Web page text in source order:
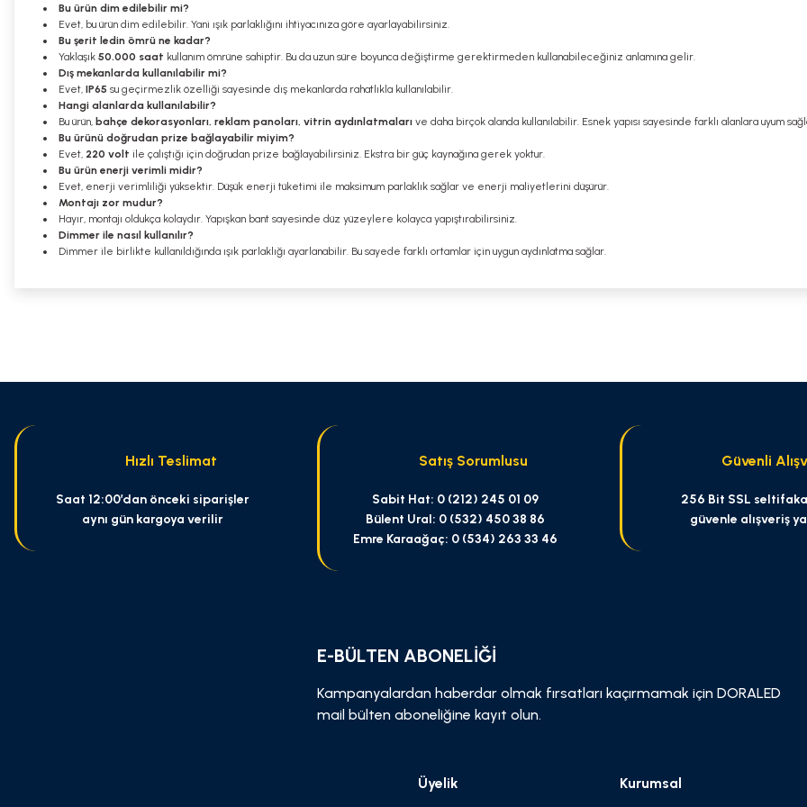
Bu ürün dim edilebilir mi?
Evet, bu ürün dim edilebilir. Yani ışık parlaklığını ihtiyacınıza göre ayarlayabilirsiniz.
Bu şerit ledin ömrü ne kadar?
Yaklaşık 50.000 saat kullanım ömrüne sahiptir. Bu da uzun süre boyunca değiştirme gerektirmeden kullanabileceğiniz anlamına gelir.
Dış mekanlarda kullanılabilir mi?
Evet, IP65 su geçirmezlik özelliği sayesinde dış mekanlarda rahatlıkla kullanılabilir.
Hangi alanlarda kullanılabilir?
Bu ürün, bahçe dekorasyonları, reklam panoları, vitrin aydınlatmaları ve daha birçok alanda kullanılabilir. Esnek yapısı sayesinde farklı alanlara uyum
Bu ürünü doğrudan prize bağlayabilir miyim?
Evet, 220 volt ile çalıştığı için doğrudan prize bağlayabilirsiniz. Ekstra bir güç kaynağına gerek yoktur.
Bu ürün enerji verimli midir?
Evet, enerji verimliliği yüksektir. Düşük enerji tüketimi ile maksimum parlaklık sağlar ve enerji maliyetlerini düşürür.
Montajı zor mudur?
Hayır, montajı oldukça kolaydır. Yapışkan bant sayesinde düz yüzeylere kolayca yapıştırabilirsiniz.
Dimmer ile nasıl kullanılır?
Dimmer ile birlikte kullanıldığında ışık parlaklığı ayarlanabilir. Bu sayede farklı ortamlar için uygun aydınlatma sağlar.
Yorum Yaz
Ürün açıklamasında eksik bilgiler bulunuyor.
Bu ürüne benzer farklı alternatifler olmalı.
Hızlı Teslimat
Saat 12:00’dan önceki siparişler
aynı gün kargoya verilir
Satış Sorumlusu
Sabit Hat: 0 (212) 245 01 09
Bülent Ural: 0 (532) 450 38 86
Emre Karaağaç: 0 (534) 263 33 46
Güvenli
256 Bit SSL
güvenle alışveriş
E-BÜLTEN ABONELİĞİ
Kampanyalardan haberdar olmak fırsatları kaçırmamak için DORALED
mail bülten aboneliğine kayıt olun.
Üyelik Kurumsal